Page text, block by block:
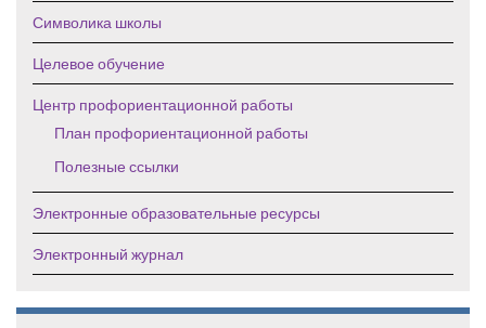
Символика школы
Целевое обучение
Центр профориентационной работы
План профориентационной работы
Полезные ссылки
Электронные образовательные ресурсы
Электронный журнал